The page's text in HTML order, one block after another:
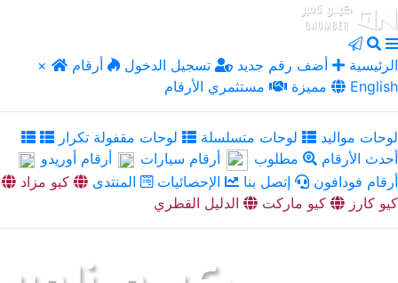
× الرئيسية أضف رقم جديد تسجيل الدخول
أرقام
مميزة
مستثمري الأرقام English
لوحات مواليد لوحات متسلسلة
لوحات مقفولة تكرار
أحدث الأرقام
مطلوب أرقام سيارات
أرقام أوريدو
أرقام فودافون
إتصل بنا الإحصائيات المنتدى
كيو مزاد
كيو كارز
كيو ماركت الدليل القطري